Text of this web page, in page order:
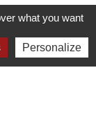
à mobilité
what you want
Personalize